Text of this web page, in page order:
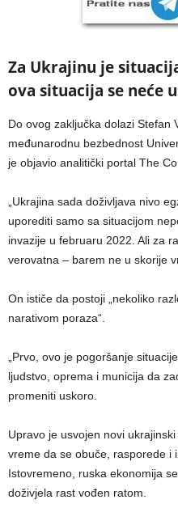
Za Ukrajinu je
ova situacija se neće
Do ovog zaključka dolazi Stefan
međunarodnu bezbednost
je objavio analitički portal The
„Ukrajina sada doživljava nivo
uporediti samo sa situacijom
invazije u februaru 2022. Ali za
verovatna – barem ne u skorije
On ističe da postoji „nekoliko
narativom poraza“.
„Prvo, ovo je pogoršanje
ljudstvo, oprema i municija da
promeniti uskoro.
Upravo je usvojen novi
vreme da se obuče, rasporede i
Istovremeno, ruska ekonomija
doživjela rast vođen ratom.